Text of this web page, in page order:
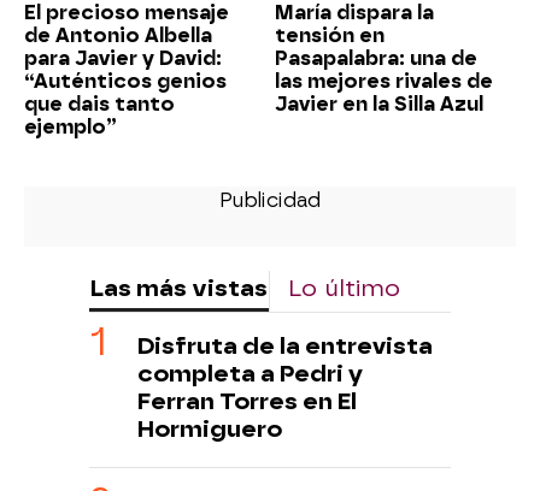
El precioso mensaje
de Antonio Albella
para Javier y David:
“Auténticos genios
que dais tanto
ejemplo”
María dispara la
tensión en
Pasapalabra: una de
las mejores rivales de
Javier en la Silla Azul
Las más vistas Lo último
Disfruta de la entrevista
completa a Pedri y
Ferran Torres en El
Hormiguero